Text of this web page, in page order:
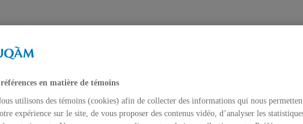
en matière de témoins
utilisons des témoins (cookies) afin de collecter des informations qui nous
expérience sur le site, de vous proposer des contenus vidéo, d’analyser les